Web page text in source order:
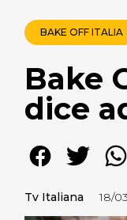
BAKE OFF ITALIA
Bake
dice
Tv Italiana 18/